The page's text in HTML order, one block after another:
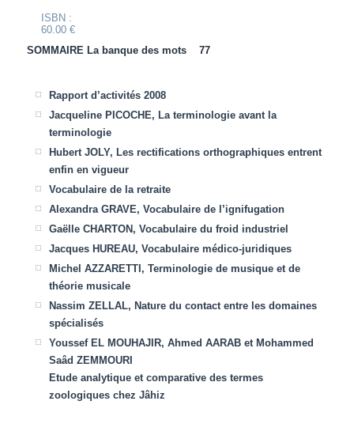
ISBN :
60.00 €
SOMMAIRE La banque des mots 77
Rapport d’activités 2008
Jacqueline PICOCHE, La terminologie avant la
terminologie
Hubert JOLY, Les rectifications orthographiques entrent
enfin en vigueur
Vocabulaire de la retraite
Alexandra GRAVE, Vocabulaire de l’ignifugation
Gaëlle CHARTON, Vocabulaire du froid industriel
Jacques HUREAU, Vocabulaire médico-juridiques
Michel AZZARETTI, Terminologie de musique et de
théorie musicale
Nassim ZELLAL, Nature du contact entre les domaines
spécialisés
Youssef EL MOUHAJIR, Ahmed AARAB et Mohammed
Saâd ZEMMOURI
Etude analytique et comparative des termes
zoologiques chez Jâhiz